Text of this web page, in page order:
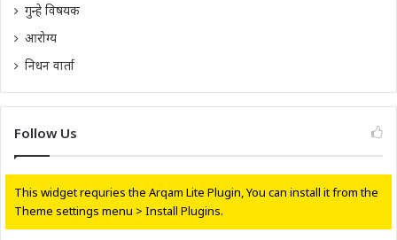
गुन्हे विषयक
आरोग्य
निधन वार्ता
Follow Us
This widget requries the Arqam Lite Plugin, You can install it from the
Theme settings menu > Install Plugins.